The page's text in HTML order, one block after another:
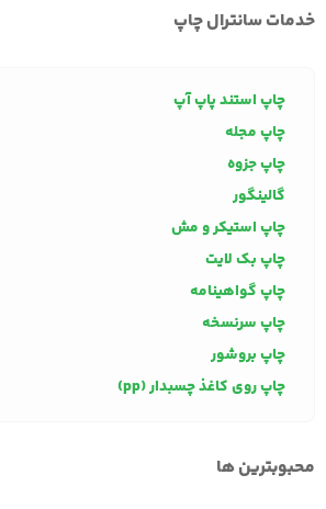
خدمات سانترال چاپ
چاپ استند پاپ آپ
چاپ مجله
چاپ جزوه
گالینگور
چاپ استیکر و مش
چاپ بک لایت
چاپ گواهینامه
چاپ سرنسخه
چاپ بروشور
چاپ روی کاغذ چسبدار (pp)
محبوبترین ها